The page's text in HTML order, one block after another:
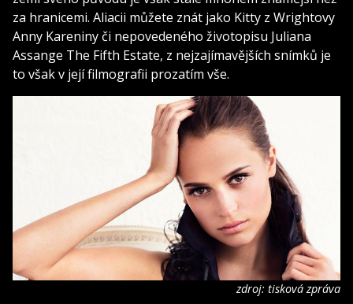
za hranicemi. Aliacii můžete znát jako Kitty z Wrightovy
Anny Kareniny či nepovedeného životopisu Juliana
Assange The Fifth Estate, z nejzajímavějších snímků je
to však v její filmografii prozatím vše.
zdroj: tisková zpráva